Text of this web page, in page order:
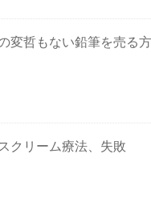
変哲もない鉛筆を売る
クリーム療法、失敗